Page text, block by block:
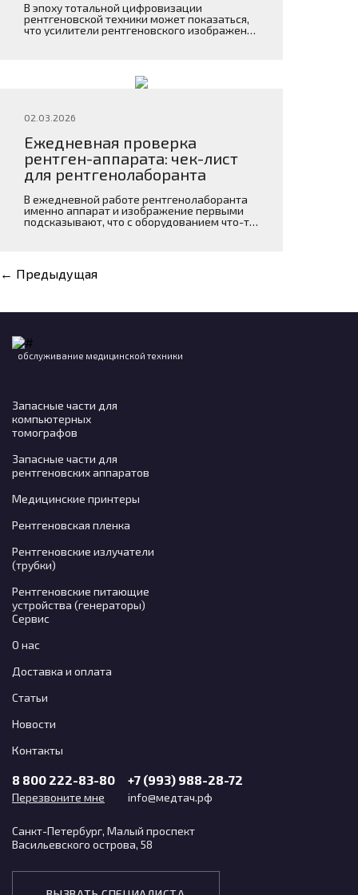
В эпоху тотальной цифровизации
рентгеновской техники может показаться,
что усилители рентгеновского изображения
отделениях до сих пор работают тысячи
флюорографов и рентгенодиагностических
02.03.2026
Ежедневная проверка
рентген-аппарата: чек-лист
для рентгенолаборанта
В ежедневной работе рентгенолаборанта
именно аппарат и изображение первыми
подсказывают, что с оборудованием что-то
← Предыдущая
обслуживание медицинской техники
Запасные части для
компьютерных
томографов
Запасные части для
рентгеновских аппаратов
Медицинские принтеры
Рентгеновская пленка
Рентгеновские излучатели
(трубки)
Рентгеновские питающие
устройства (генераторы)
Сервис
О нас
Доставка и оплата
Статьи
Новости
Контакты
8 800 222-83-80
Перезвоните мне
+7 (993) 988-28-72
info@медтач.рф
Санкт-Петербург, Малый проспект
Васильевского острова, 58